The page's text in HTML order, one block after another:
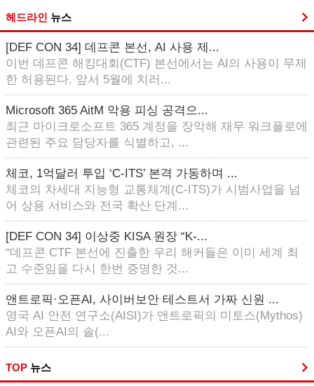
헤드라인 뉴스
[DEF CON 34] 데프콘 본선, AI 사용 제...
이번 데프콘 해킹대회(CTF) 본선에서는 AI의 사용이 무제
한 허용된다. 앞서 5월에 치러...
Microsoft 365 AitM 악용 피싱 공격으...
최근 마이크로소프트 365 계정을 장악해 재무 워크플로에
관련된 주요 담당자를 식별하고, ...
체코, 1억달러 투입 ‘C-ITS’ 본격 가동하며 ...
체코의 차세대 지능형 교통체계(C-ITS)가 시범사업을 넘
어 상용 서비스와 전국 확산 단계...
[DEF CON 34] 이상중 KISA 원장 “K-...
“데프콘 CTF 본선에 진출한 우리 해커들은 이미 세계 최
고 수준임을 다시 한번 증명한 것...
앤트로픽·오픈AI, 사이버보안 테스트서 가짜 신원 ...
영국 AI 안전 연구소(AISI)가 앤트로픽의 미토스(Mythos)
AI와 오픈AI의 솔(...
TOP 뉴스